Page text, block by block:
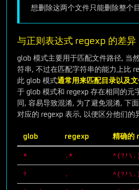
想删除这两个文件只能删除整个
与正则表达式 regexp 的差异
glob 模式主要用于匹配文件路径, 当
符串, 不过在匹配字符串的能力上比
此 glob 模式通常用来匹配目录以及
于 glob 模式和 regexp 存在相同的元
同, 容易导致混淆, 为了避免混淆, 下
对应的 regexp 表示, 以便区分他们的
glob regexp 精确的
* .*
? .